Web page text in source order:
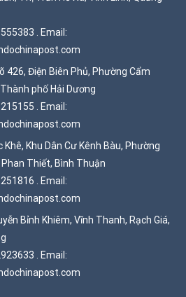
. Email:
426, Điện Biên Phủ, Phường Cẩm
phố Hải Dương
. Email:
Khê, Khu Dân Cư Kênh Bàu, Phường
Phan Thiết, Bình Thuận
. Email:
Bỉnh Khiêm, Vĩnh Thanh, Rạch Giá,
. Email: